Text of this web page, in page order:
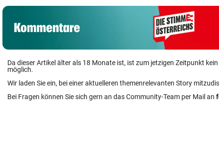
Da dieser Artikel älter als 18 Monate ist, ist zum jetzigen Zeitpunkt
möglich.
Wir laden Sie ein, bei einer aktuelleren themenrelevanten Story
Bei Fragen können Sie sich gern an das Community-Team per Mail an